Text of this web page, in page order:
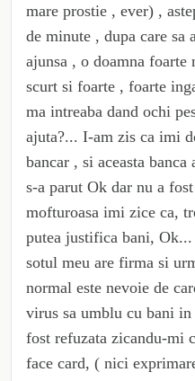
mare prostie , ever) ,
de minute , dupa care sa
ajunsa , o doamna
scurt si foarte , foarte
ma intreaba dand ochi
ajuta?... I-am zis ca imi
bancar , si aceasta
s-a parut Ok dar nu a
mofturoasa imi zice ca,
putea justifica bani,
sotul meu are firma si
normal este nevoie de
virus sa umblu cu bani
fost refuzata zicandu-mi
face card, ( nici